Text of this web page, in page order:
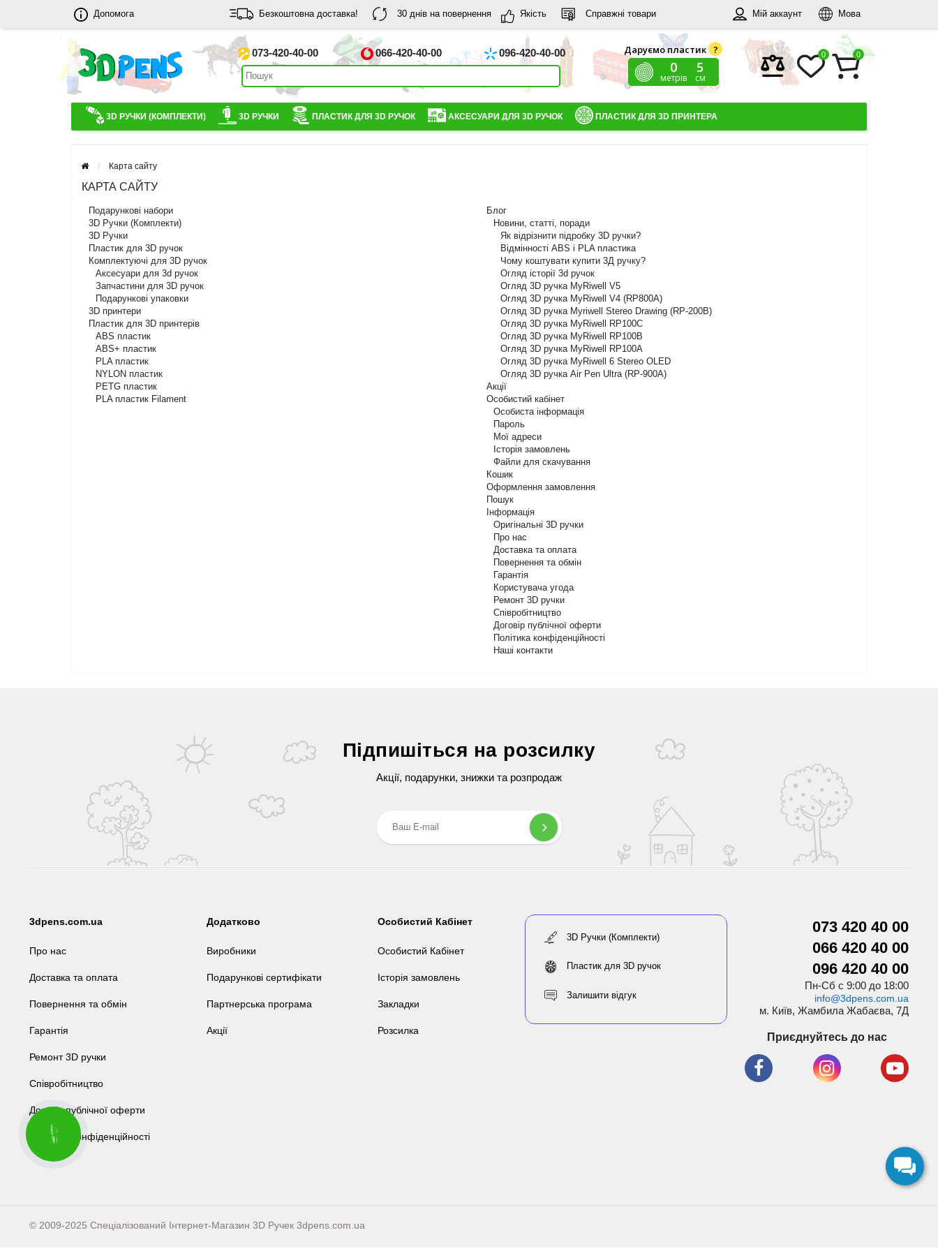
Допомога Безкоштовна доставка! 30 днів на повернення Якість Справжні товари Мій аккаунт Мова
073-420-40-00 066-420-40-00 096-420-40-00 Даруємо пластик ?
0
метрів
5
см
0 0
3D РУЧКИ (КОМПЛЕКТИ) 3D РУЧКИ ПЛАСТИК ДЛЯ 3D РУЧОК АКСЕСУАРИ ДЛЯ 3D РУЧОК ПЛАСТИК ДЛЯ 3D ПРИНТЕРА
Карта сайту
КАРТА САЙТУ
Подарункові набори
3D Ручки (Комплекти)
3D Ручки
Пластик для 3D ручок
Комплектуючі для 3D ручок
Аксесуари для 3d ручок
Запчастини для 3D ручок
Подарункові упаковки
3D принтери
Пластик для 3D принтерів
ABS пластик
ABS+ пластик
PLA пластик
NYLON пластик
PETG пластик
PLA пластик Filament
Блог
Новини, статті, поради
Як відрізнити підробку 3D ручки?
Відмінності ABS і PLA пластика
Чому коштувати купити 3Д ручку?
Огляд історії 3d ручок
Огляд 3D ручка MyRiwell V5
Огляд 3D ручка MyRiwell V4 (RP800A)
Огляд 3D ручка Myriwell Stereo Drawing (RP-200B)
Огляд 3D ручка MyRiwell RP100C
Огляд 3D ручка MyRiwell RP100B
Огляд 3D ручка MyRiwell RP100A
Огляд 3D ручка MyRiwell 6 Stereo OLED
Огляд 3D ручка Air Pen Ultra (RP-900A)
Акції
Особистий кабінет
Особиста інформація
Пароль
Мої адреси
Історія замовлень
Файли для скачування
Кошик
Оформлення замовлення
Пошук
Інформація
Оригінальні 3D ручки
Про нас
Доставка та оплата
Повернення та обмін
Гарантія
Користувача угода
Ремонт 3D ручки
Співробітництво
Договір публічної оферти
Політика конфіденційності
Наші контакти
Підпишіться на розсилку
Акції, подарунки, знижки та розпродаж
3dpens.com.ua
Про нас
Доставка та оплата
Повернення та обмін
Гарантія
Ремонт 3D ручки
Співробітництво
Договір публічної оферти
Політика конфіденційності
Додатково
Виробники
Подарункові сертифікати
Партнерська програма
Акції
Особистий Кабінет
Особистий Кабінет
Історія замовлень
Закладки
Розсилка
3D Ручки (Комплекти)
Пластик для 3D ручок
Залишити відгук
073 420 40 00
066 420 40 00
096 420 40 00
Пн-Сб с 9:00 до 18:00
info@3dpens.com.ua
м. Київ, Жамбила Жабаєва, 7Д
Приєднуйтесь до нас
© 2009-2025 Спеціалізований Інтернет-Магазин 3D Ручек 3dpens.com.ua
КНОПКА
СВЯЗИ